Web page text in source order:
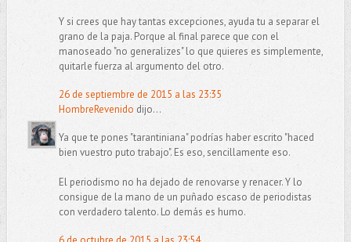
Y si crees que hay tantas excepciones, ayuda tu a separar el
grano de la paja. Porque al final parece que con el
manoseado "no generalizes" lo que quieres es simplemente,
quitarle fuerza al argumento del otro.
26 de septiembre de 2015 a las 23:35
HombreRevenido dijo...
Ya que te pones "tarantiniana" podrías haber escrito "haced
bien vuestro puto trabajo". Es eso, sencillamente eso.
El periodismo no ha dejado de renovarse y renacer. Y lo
consigue de la mano de un puñado escaso de periodistas
con verdadero talento. Lo demás es humo.